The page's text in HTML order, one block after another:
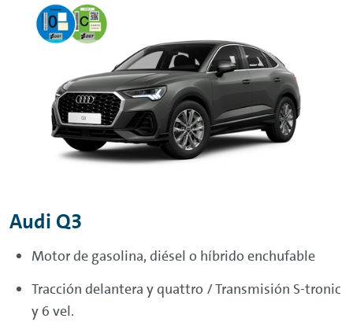
Audi Q3
Motor de gasolina, diésel o híbrido enchufable
Tracción delantera y quattro / Transmisión S-tronic
y 6 vel.